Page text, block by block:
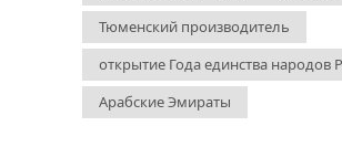
Тюменский производитель
открытие Года единства народов
Арабские Эмираты